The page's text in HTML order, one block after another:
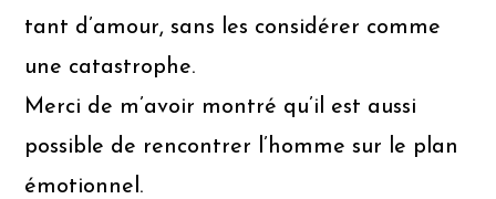
tant d’amour, sans les considérer comme
une catastrophe.
Merci de m’avoir montré qu’il est aussi
possible de rencontrer l’homme sur le plan
émotionnel.